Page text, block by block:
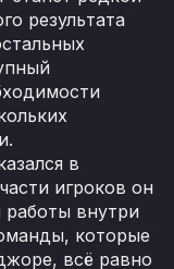
результата
в
игроков он
внутри
которые
всё равно